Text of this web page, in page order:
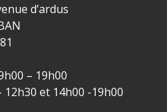
d’ardus
– 19h00
12h30 et 14h00 -19h00